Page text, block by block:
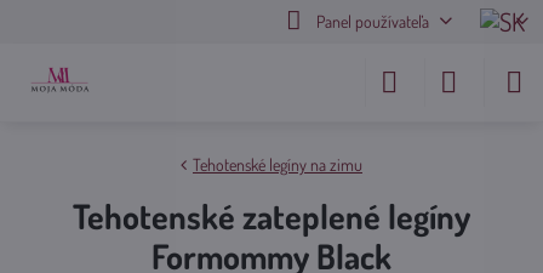
Panel používateľa
Tehotenské legíny na zimu
Tehotenské zateplené legíny
Formommy Black